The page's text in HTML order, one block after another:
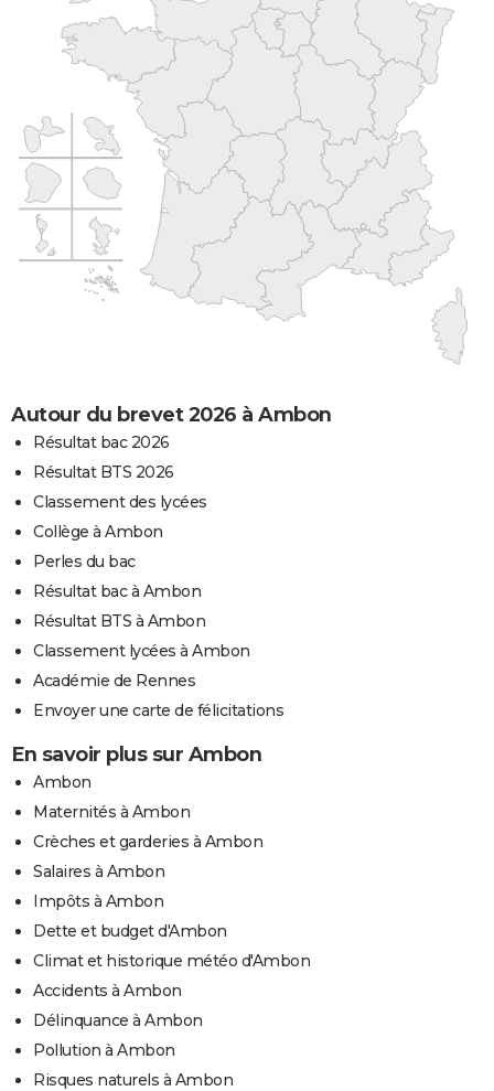
Autour du brevet 2026 à Ambon
Résultat bac 2026
Résultat BTS 2026
Classement des lycées
Collège à Ambon
Perles du bac
Résultat bac à Ambon
Résultat BTS à Ambon
Classement lycées à Ambon
Académie de Rennes
Envoyer une carte de félicitations
En savoir plus sur Ambon
Ambon
Maternités à Ambon
Crèches et garderies à Ambon
Salaires à Ambon
Impôts à Ambon
Dette et budget d'Ambon
Climat et historique météo d'Ambon
Accidents à Ambon
Délinquance à Ambon
Pollution à Ambon
Risques naturels à Ambon